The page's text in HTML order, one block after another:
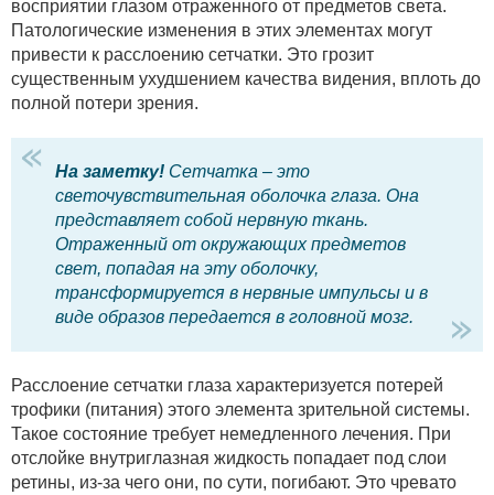
восприятии глазом отраженного от предметов света.
Патологические изменения в этих элементах могут
привести к расслоению сетчатки. Это грозит
существенным ухудшением качества видения, вплоть до
полной потери зрения.
На заметку! Сетчатка – это
светочувствительная оболочка глаза. Она
представляет собой нервную ткань.
Отраженный от окружающих предметов
свет, попадая на эту оболочку,
трансформируется в нервные импульсы и в
виде образов передается в головной мозг.
Расслоение сетчатки глаза характеризуется потерей
трофики (питания) этого элемента зрительной системы.
Такое состояние требует немедленного лечения. При
отслойке внутриглазная жидкость попадает под слои
ретины, из-за чего они, по сути, погибают. Это чревато